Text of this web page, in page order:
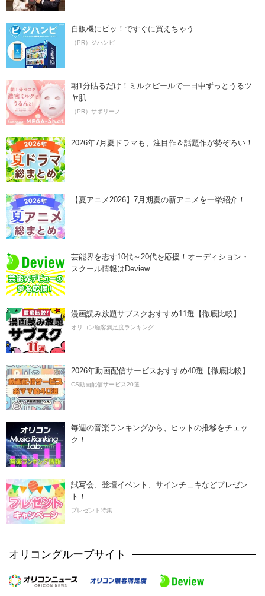
自販機にピッ！ですぐに買えちゃう
（PR）ジハンピ
朝1分貼るだけ！ミルクピールで一日中ずっとうるツ
ヤ肌
（PR）サボリーノ
2026年7月夏ドラマも、注目作＆話題作が勢ぞろい！
【夏アニメ2026】7月期夏の新アニメを一挙紹介！
芸能界を志す10代～20代を応援！オーディション・
スクール情報はDeview
漫画読み放題サブスクおすすめ11選【徹底比較】
オリコン顧客満足度ランキング
2026年動画配信サービスおすすめ40選【徹底比較】
CS動画配信サービス20選
毎週の音楽ランキングから、ヒットの推移をチェッ
ク！
試写会、登壇イベント、サインチェキなどプレゼン
ト！
プレゼント特集
オリコングループサイト